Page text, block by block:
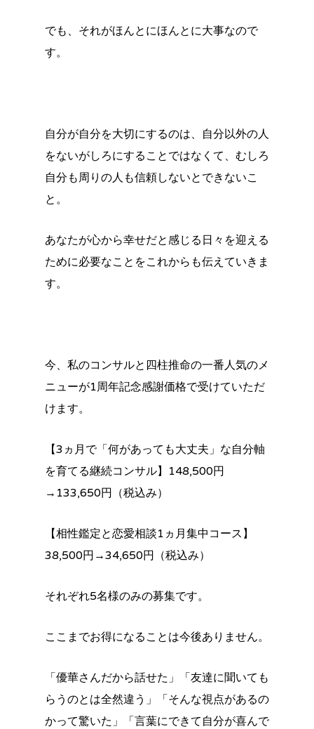
でも、それがほんとにほんとに大事なので
す。
自分が自分を大切にするのは、自分以外の人
をないがしろにすることではなくて、むしろ
自分も周りの人も信頼しないとできないこ
と。
あなたが心から幸せだと感じる日々を迎える
ために必要なことをこれからも伝えていきま
す。
今、私のコンサルと四柱推命の一番人気のメ
ニューが1周年記念感謝価格で受けていただ
けます。
【3ヵ月で「何があっても大丈夫」な自分軸
を育てる継続コンサル】148,500円
→133,650円（税込み）
【相性鑑定と恋愛相談1ヵ月集中コース】
38,500円→34,650円（税込み）
それぞれ5名様のみの募集です。
ここまでお得になることは今後ありません。
「優華さんだから話せた」「友達に聞いても
らうのとは全然違う」「そんな視点があるの
かって驚いた」「言葉にできて自分が喜んで